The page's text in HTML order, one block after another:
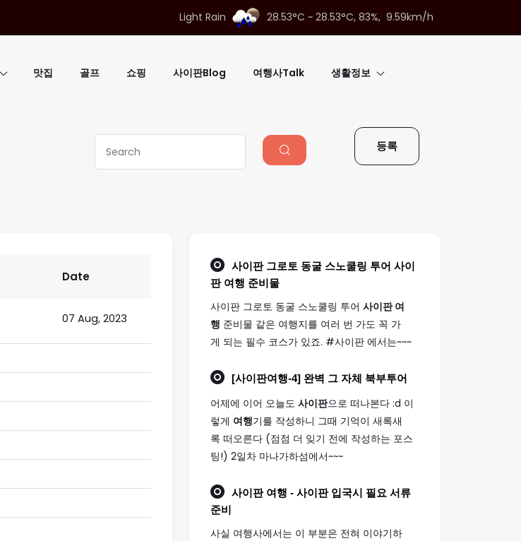
Light Rain 28.53°C ~ 28.53°C, 83%, 9.59km/h
맛집 골프 쇼핑 사이판Blog 여행사Talk 생활정보
등록
Date
07 Aug, 2023
사이판 그로토 동굴 스노쿨링 투어 사이
판 여행 준비물
사이판 그로토 동굴 스노쿨링 투어 사이판 여
행 준비물 같은 여행지를 여러 번 가도 꼭 가
게 되는 필수 코스가 있죠. #사이판 에서는~~~
[사이판여행-4] 완벽 그 자체 북부투어
어제에 이어 오늘도 사이판으로 떠나본다 :d 이
렇게 여행기를 작성하니 그때 기억이 새록새
록 떠오른다 (점점 더 잊기 전에 작성하는 포스
팅!) 2일차 마나가하섬에서~~~
사이판 여행 - 사이판 입국시 필요 서류
준비
사실 여행사에서는 이 부분은 전혀 이야기하